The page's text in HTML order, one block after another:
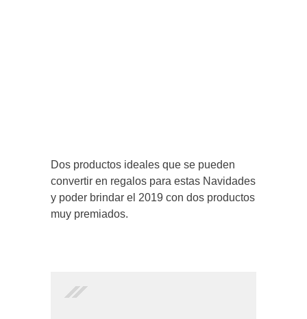
Dos productos ideales que se pueden
convertir en regalos para estas Navidades
y poder brindar el 2019 con dos productos
muy premiados.